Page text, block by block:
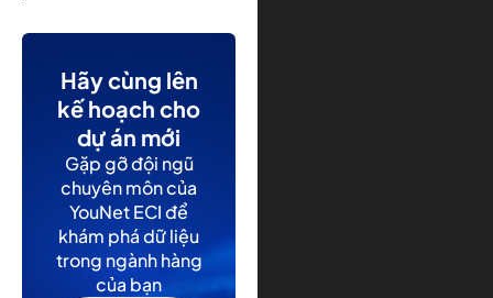
Hãy cùng lên
kế hoạch cho
dự án mới
Gặp gỡ đội ngũ
chuyên môn của
YouNet ECI để
khám phá dữ liệu
trong ngành hàng
của bạn